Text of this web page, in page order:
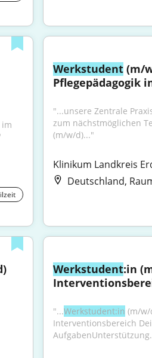
Werkstudent (m/
Pflegepädagogik
"...unsere Zentrale
zum nächstmöglichen
(m/w/d)..."
Klinikum Landkreis
Deutschland,
Werkstudent:in
"...Werkstudent:in (m/w/
Interventionsbereich